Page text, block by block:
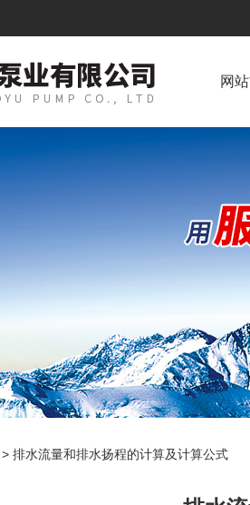
网
> 排水流量和排水扬程的计算及计算公式